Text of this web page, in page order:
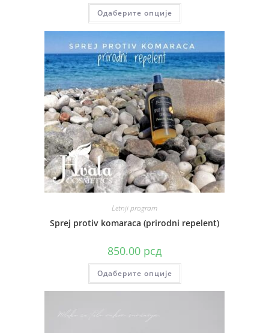
Одаберите опције
Овај
има
више
Опције
могу
бити
изабране
на
страници
производа.
Letnji program
Sprej protiv komaraca (prirodni repelent)
850.00 рсд
Одаберите опције
Овај
има
више